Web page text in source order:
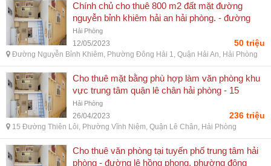
Chính chủ cho thuê 800 m2 đất mặt đường
nguyễn bỉnh khiêm hải an hải phòng. - đường
nguyễn bỉnh khiêm, phường đông hải 1, quận hải
an, hải phòng
Hải Phòng
12/05/2023 50 triệu
Đường Nguyễn Bỉnh Khiêm, Phường Đông Hải 1, Quận Hải An, Hải Phòng
Cho thuê mặt bằng phù hợp làm văn phòng khu
vực trung tâm quận lê chân hải phòng - 15
đường thiên lôi, phường vĩnh niệm, quận lê
chân, hải phòng
Hải Phòng
26/04/2023 236 triệu
15 Đường Thiên Lôi, Phường Vĩnh Niệm, Quận Lê Chân, Hải Phòng
Cho thuê văn phòng tại tuyến phố trung tâm hải
phòng - đường lê hồng phong, phường đông